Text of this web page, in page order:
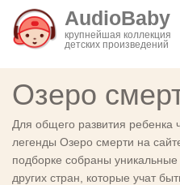
AudioBaby
крупнейшая коллекция
детских произведений
Озеро
Для общего развития ребенка
легенды Озеро смерти на
подборке собраны
других стран, которые учат